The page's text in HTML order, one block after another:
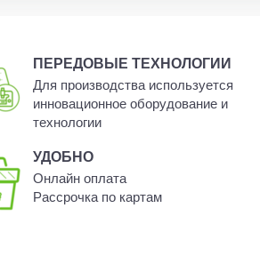
ПЕРЕДОВЫЕ ТЕХНОЛОГИИ
Для производства используется
инновационное оборудование и
технологии
УДОБНО
Онлайн оплата
Рассрочка по картам